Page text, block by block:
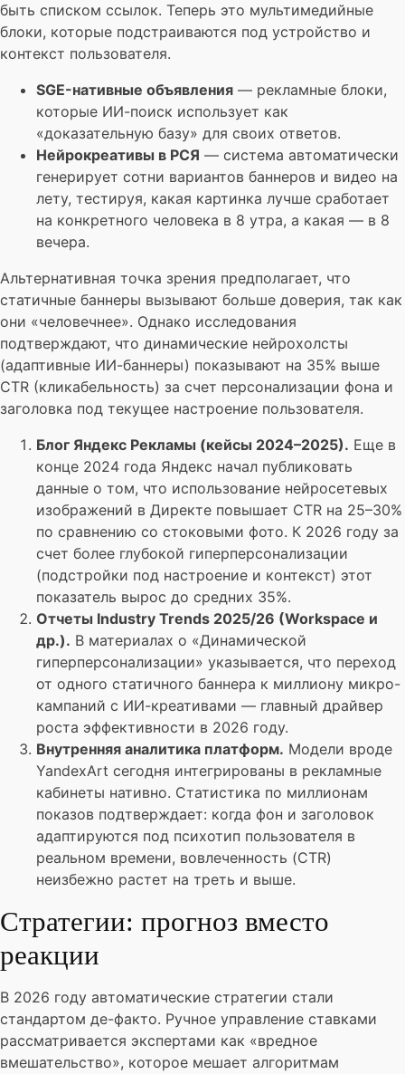
быть списком ссылок. Теперь это мультимедийные
блоки, которые подстраиваются под устройство и
контекст пользователя.
SGE-нативные объявления — рекламные блоки,
которые ИИ-поиск использует как
«доказательную базу» для своих ответов.
Нейрокреативы в РСЯ — система автоматически
генерирует сотни вариантов баннеров и видео на
лету, тестируя, какая картинка лучше сработает
на конкретного человека в 8 утра, а какая — в 8
вечера.
Альтернативная точка зрения предполагает, что
статичные баннеры вызывают больше доверия, так как
они «человечнее». Однако исследования
подтверждают, что динамические нейрохолсты
(адаптивные ИИ-баннеры) показывают на 35% выше
CTR (кликабельность) за счет персонализации фона и
заголовка под текущее настроение пользователя.
Блог Яндекс Рекламы (кейсы 2024–2025). Еще в
конце 2024 года Яндекс начал публиковать
данные о том, что использование нейросетевых
изображений в Директе повышает CTR на 25–30%
по сравнению со стоковыми фото. К 2026 году за
счет более глубокой гиперперсонализации
(подстройки под настроение и контекст) этот
показатель вырос до средних 35%.
Отчеты Industry Trends 2025/26 (Workspace и
др.). В материалах о «Динамической
гиперперсонализации» указывается, что переход
от одного статичного баннера к миллиону микро-
кампаний с ИИ-креативами — главный драйвер
роста эффективности в 2026 году.
Внутренняя аналитика платформ. Модели вроде
YandexArt сегодня интегрированы в рекламные
кабинеты нативно. Статистика по миллионам
показов подтверждает: когда фон и заголовок
адаптируются под психотип пользователя в
реальном времени, вовлеченность (CTR)
неизбежно растет на треть и выше.
Стратегии: прогноз вместо
реакции
В 2026 году автоматические стратегии стали
стандартом де-факто. Ручное управление ставками
рассматривается экспертами как «вредное
вмешательство», которое мешает алгоритмам